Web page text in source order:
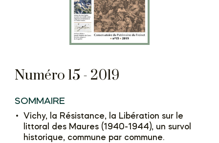
Numéro 15 - 2019
SOMMAIRE
Vichy, la Résistance, la Libération sur le
littoral des Maures (1940-1944), un survol
historique, commune par commune.